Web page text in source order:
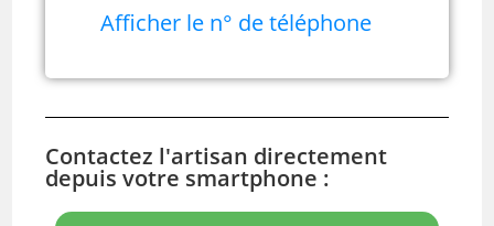
Afficher le n° de téléphone
Contactez l'artisan directement
depuis votre smartphone :